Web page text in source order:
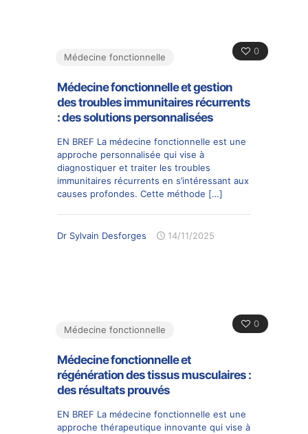
0
Médecine fonctionnelle
Médecine fonctionnelle et gestion
des troubles immunitaires récurrents
: des solutions personnalisées
EN BREF La médecine fonctionnelle est une
approche personnalisée qui vise à
diagnostiquer et traiter les troubles
immunitaires récurrents en s’intéressant aux
causes profondes. Cette méthode […]
Dr Sylvain Desforges 14/11/2025
0
Médecine fonctionnelle
Médecine fonctionnelle et
régénération des tissus musculaires :
des résultats prouvés
EN BREF La médecine fonctionnelle est une
approche thérapeutique innovante qui vise à